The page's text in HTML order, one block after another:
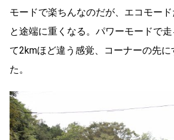
モードで楽ちんなのだが、エコモー
と途端に重くなる。パワーモードで
て2kmほど違う感覚、コーナーの先
た。